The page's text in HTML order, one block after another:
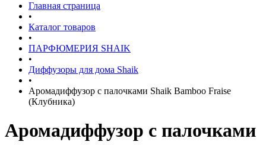
Главная страница
•
Каталог товаров
•
ПАРФЮМЕРИЯ SHAIK
•
Диффузоры для дома Shaik
•
Аромадиффузор с палочками Shaik Bamboo Fraise
(Клубника)
Аромадиффузор с палочками